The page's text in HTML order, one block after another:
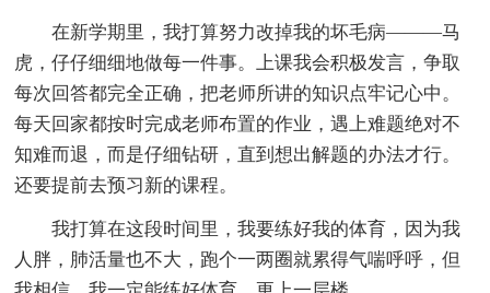
在新学期里，我打算努力改掉我的坏毛病———马
虎，仔仔细细地做每一件事。上课我会积极发言，争取
每次回答都完全正确，把老师所讲的知识点牢记心中。
每天回家都按时完成老师布置的作业，遇上难题绝对不
知难而退，而是仔细钻研，直到想出解题的办法才行。
还要提前去预习新的课程。
我打算在这段时间里，我要练好我的体育，因为我
人胖，肺活量也不大，跑个一两圈就累得气喘呼呼，但